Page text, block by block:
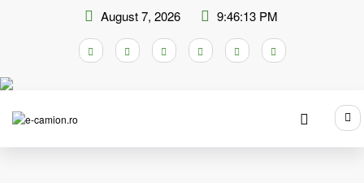
August 7, 2026 9:46:13 PM